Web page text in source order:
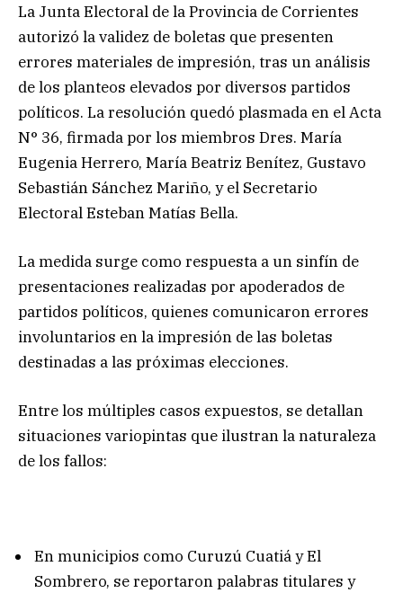
La Junta Electoral de la Provincia de Corrientes
autorizó la validez de boletas que presenten
errores materiales de impresión, tras un análisis
de los planteos elevados por diversos partidos
políticos. La resolución quedó plasmada en el Acta
N° 36, firmada por los miembros Dres. María
Eugenia Herrero, María Beatriz Benítez, Gustavo
Sebastián Sánchez Mariño, y el Secretario
Electoral Esteban Matías Bella.
La medida surge como respuesta a un sinfín de
presentaciones realizadas por apoderados de
partidos políticos, quienes comunicaron errores
involuntarios en la impresión de las boletas
destinadas a las próximas elecciones.
Entre los múltiples casos expuestos, se detallan
situaciones variopintas que ilustran la naturaleza
de los fallos:
En municipios como Curuzú Cuatiá y El
Sombrero, se reportaron palabras titulares y